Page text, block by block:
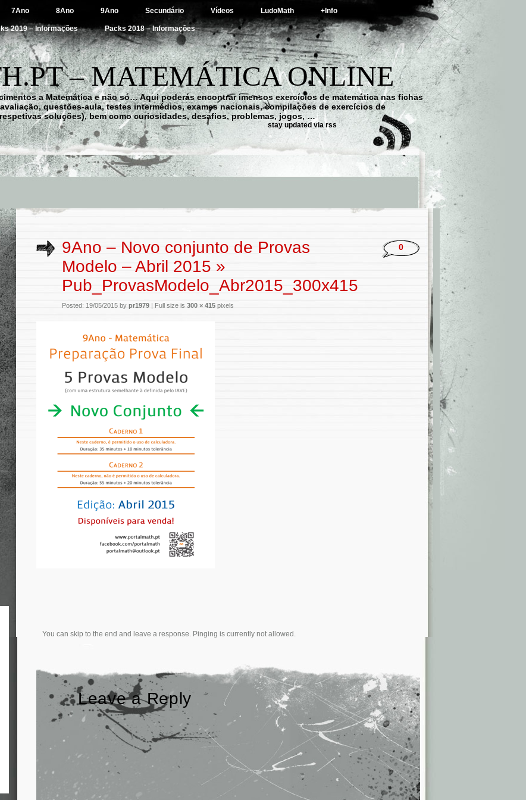
7Ano 8Ano 9Ano Secundário Vídeos LudoMath +Info
2019 – Informações Packs 2018 – Informações
– MATEMÁTICA ONLINE
a Matemática e não só… Aqui poderás encontrar imensos exercícios de matemática nas fichas
questões-aula, testes intermédios, exames nacionais, compilações de exercícios de
soluções), bem como curiosidades, desafios, problemas, jogos, …
stay updated via rss
9Ano – Novo conjunto de Provas
Modelo – Abril 2015 »
Pub_ProvasModelo_Abr2015_300x415
Posted: 19/05/2015 by pr1979 | Full size is 300 × 415 pixels
0
You can skip to the end and leave a response. Pinging is currently not allowed.
Leave a Reply